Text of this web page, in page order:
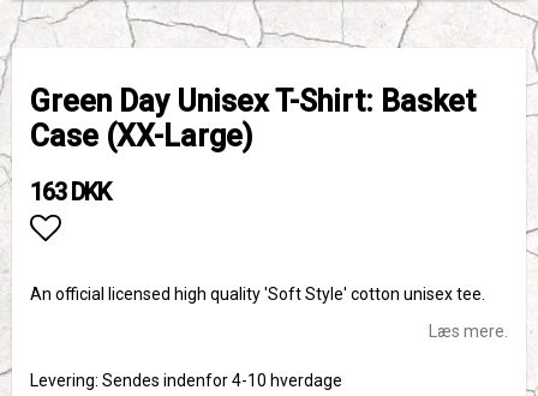
Green Day Unisex T-Shirt: Basket
Case (XX-Large)
163 DKK
An official licensed high quality 'Soft Style' cotton unisex tee.
Læs mere.
Levering: Sendes indenfor 4-10 hverdage